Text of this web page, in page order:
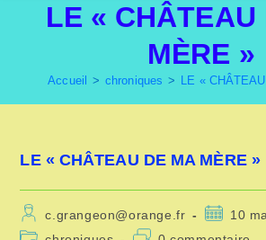
LE « CHÂTEAU
MÈRE »
Accueil > chroniques > LE «
LE « CHÂTEAU DE MA MÈRE »
c.grangeon@orange.fr
10